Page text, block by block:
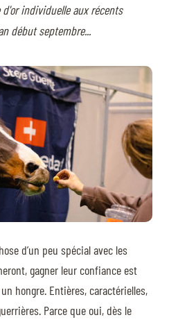
individuelle aux récents
début septembre...
d’un peu spécial avec les
gagner leur confiance est
hongre. Entières, caractérielles,
Parce que oui, dès le